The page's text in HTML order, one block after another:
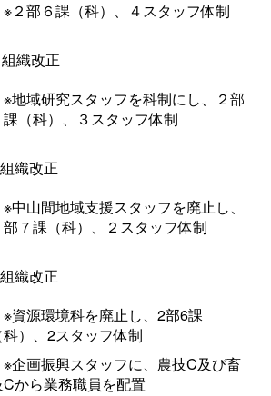
※２部６課（科）、４スタッフ体制
組織改正
※地域研究スタッフを科制にし、２部
課（科）、３スタッフ体制
組織改正
※中山間地域支援スタッフを廃止し、
部７課（科）、２スタッフ体制
組織改正
※資源環境科を廃止し、2部6課
科）、2スタッフ体制
※企画振興スタッフに、農技C及び畜
から業務職員を配置